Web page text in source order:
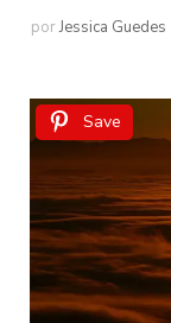
porJessica Guedes
Save